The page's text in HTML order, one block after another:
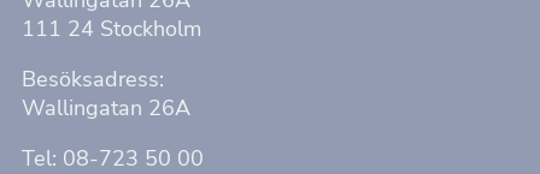
111 24 Stockholm
Besöksadress:
Wallingatan 26A
Tel: 08-723 50 00